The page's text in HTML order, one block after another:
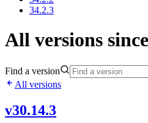
34.2.3
All versions
Find a version
All versions
v30.14.3